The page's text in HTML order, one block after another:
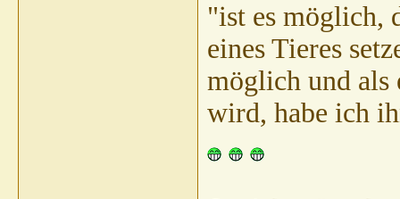
"ist es möglich,
eines Tieres
möglich und als
wird, habe ich